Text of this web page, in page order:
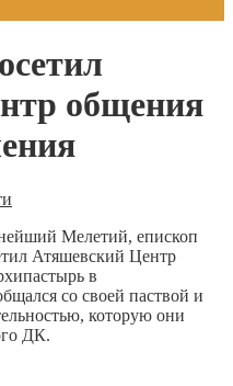
общения
Мелетий, епископ
Атяшевский Центр
в
со своей паствой и
которую они
ДК.